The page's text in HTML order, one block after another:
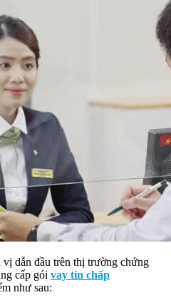
dẫn đầu trên thị trường chứng
cấp gói vay tín chấp
như sau: